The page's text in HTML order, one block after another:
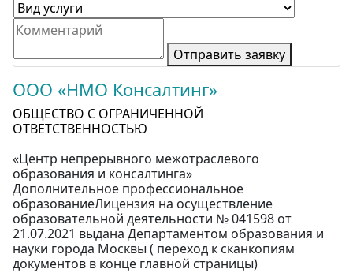
Отправить заявку
ООО «НМО Консалтинг»
ОБЩЕСТВО С ОГРАНИЧЕННОЙ
ОТВЕТСТВЕННОСТЬЮ
«Центр непрерывного межотраслевого
образования и консалтинга»
Дополнительное профессиональное
образованиеЛицензия на осуществление
образовательной деятельности № 041598 от
21.07.2021 выдана Департаментом образования и
науки города Москвы ( переход к сканкопиям
документов в конце главной страницы)